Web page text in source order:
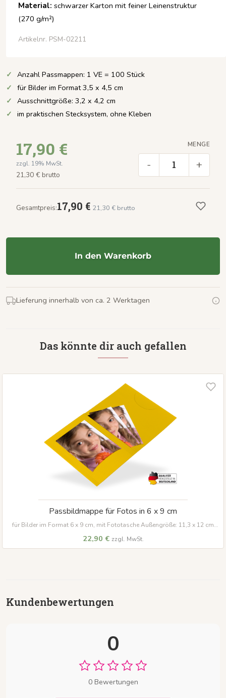
Material: schwarzer Karton mit feiner Leinenstruktur
(270 g/m²)
Artikelnr. PSM-02211
Anzahl Passmappen: 1 VE = 100 Stück
für Bilder im Format 3,5 x 4,5 cm
Ausschnittgröße: 3,2 x 4,2 cm
im praktischen Stecksystem, ohne Kleben
17,90 €
zzgl. 19% MwSt.
21,30 € brutto
MENGE
- +
Gesamtpreis:17,90 € 21,30 € brutto
In den Warenkorb
Lieferung innerhalb von ca. 2 Werktagen
Das könnte dir auch gefallen
Passbildmappe für Fotos in 6 x 9 cm
für Bilder im Format 6 x 9 cm, mit Fototasche Außengröße: 11,3 x 12 cm
22,90 € zzgl. MwSt.
Kundenbewertungen
0
0 Bewertungen